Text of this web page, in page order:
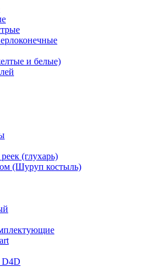
и белые)
(глухарь)
(Шуруп костыль)
D4D